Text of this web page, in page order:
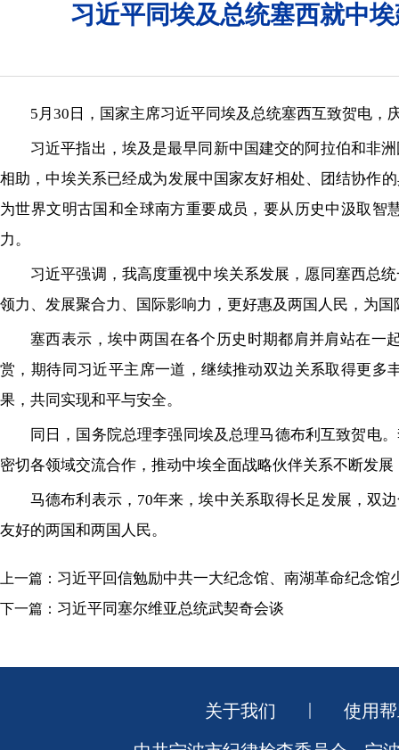
习近平同埃及总统塞西就中
5月30日，国家主席习近平同埃及总统塞西互致贺电，
习近平指出，埃及是最早同新中国建交的阿拉伯和非
相助，中埃关系已经成为发展中国家友好相处、团结协作
为世界文明古国和全球南方重要成员，要从历史中汲取
力。
习近平强调，我高度重视中埃关系发展，愿同塞西总
领力、发展聚合力、国际影响力，更好惠及两国人民，为
塞西表示，埃中两国在各个历史时期都肩并肩站在一
赏，期待同习近平主席一道，继续推动双边关系取得更
果，共同实现和平与安全。
同日，国务院总理李强同埃及总理马德布利互致贺电
密切各领域交流合作，推动中埃全面战略伙伴关系不断发
马德布利表示，70年来，埃中关系取得长足发展，双
友好的两国和两国人民。
上一篇： 习近平回信勉励中共一大纪念馆、南湖革命纪念馆
下一篇： 习近平同塞尔维亚总统武契奇会谈
关于我们 | 使用